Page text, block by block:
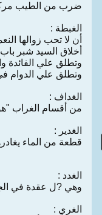
ضرب‌ ‌من‌ الطيب‌
الغبطة :
‌أن‌ ‌لا‌ تحب‌ زوالها
أخلاق‌ السيد شبر
وتطلق‌ ‌علي‌ الفائدة
وتطلق‌ ‌علي‌ الدوام‌ ‌في‌
الغداف‌ :
‌من‌ أقسام‌ الغراب‌
الغدير :
قطعة ‌من‌ الماء
الغدد :
و‌هي‌ ‌?ل‌ عقدة ‌في‌
الغري‌ :